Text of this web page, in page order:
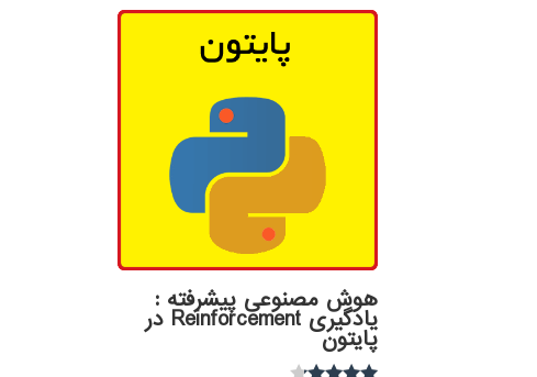
هوش مصنوعی پیشرفته :
یادگیری Reinforcement در
پایتون